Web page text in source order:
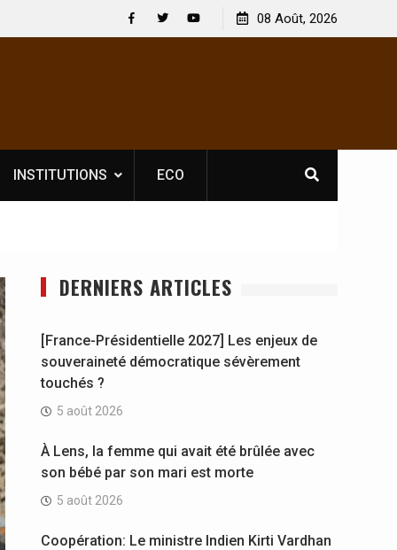
se
[France-Présidentielle 2027] Les enjeux de
souveraineté démocratique sévèrement touchés ?
08 Août, 2026
INSTITUTIONS ECO
DERNIERS ARTICLES
[France-Présidentielle 2027] Les enjeux de
souveraineté démocratique sévèrement
touchés ?
5 août 2026
À Lens, la femme qui avait été brûlée avec
son bébé par son mari est morte
5 août 2026
Coopération: Le ministre Indien Kirti Vardhan